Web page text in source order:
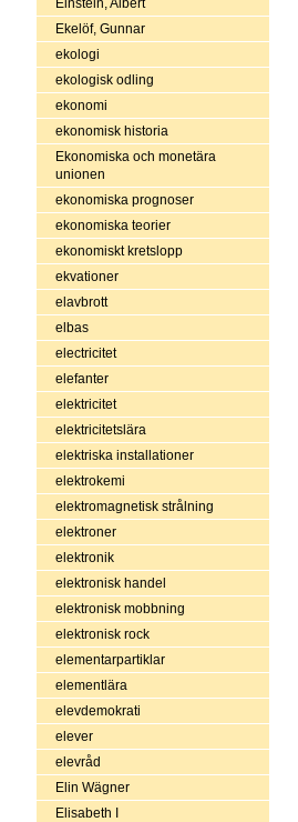
Einstein, Albert
Ekelöf, Gunnar
ekologi
ekologisk odling
ekonomi
ekonomisk historia
Ekonomiska och monetära
unionen
ekonomiska prognoser
ekonomiska teorier
ekonomiskt kretslopp
ekvationer
elavbrott
elbas
electricitet
elefanter
elektricitet
elektricitetslära
elektriska installationer
elektrokemi
elektromagnetisk strålning
elektroner
elektronik
elektronisk handel
elektronisk mobbning
elektronisk rock
elementarpartiklar
elementlära
elevdemokrati
elever
elevråd
Elin Wägner
Elisabeth I